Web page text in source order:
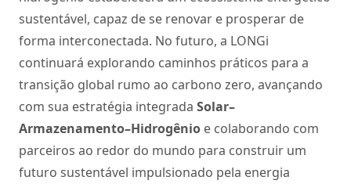
sustentável, capaz de se renovar e prosperar de
forma interconectada. No futuro, a LONGi
continuará explorando caminhos práticos para a
transição global rumo ao carbono zero, avançando
com sua estratégia integrada Solar–
Armazenamento–Hidrogênio e colaborando com
parceiros ao redor do mundo para construir um
futuro sustentável impulsionado pela energia